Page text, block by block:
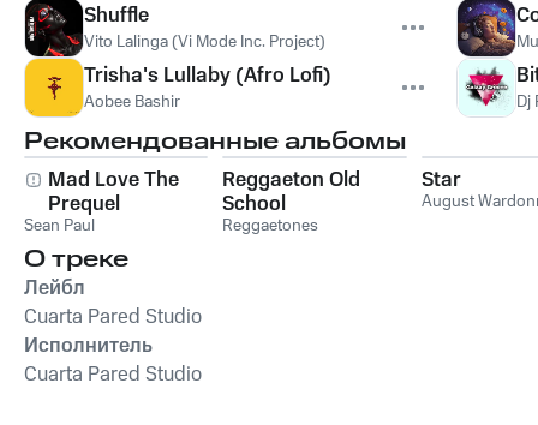
Shuffle
Vito Lalinga (Vi Mode Inc. Project)
Trisha's Lullaby (Afro Lofi)
Aobee Bashir Dj
Рекомендованные альбомы
Mad Love The
Prequel
Sean Paul
Reggaeton Old
School
Reggaetones
Star
August
О треке
Лейбл
Cuarta Pared Studio
Исполнитель
Cuarta Pared Studio